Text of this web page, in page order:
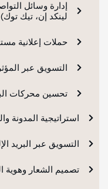
إدارة وسائل
لينكد إن، تيك توك)
حملات إعلانية
التسويق عبر
تحسين محركات
استراتيجية المدونة
التسويق عبر البريد
تصميم الشعار وهوية